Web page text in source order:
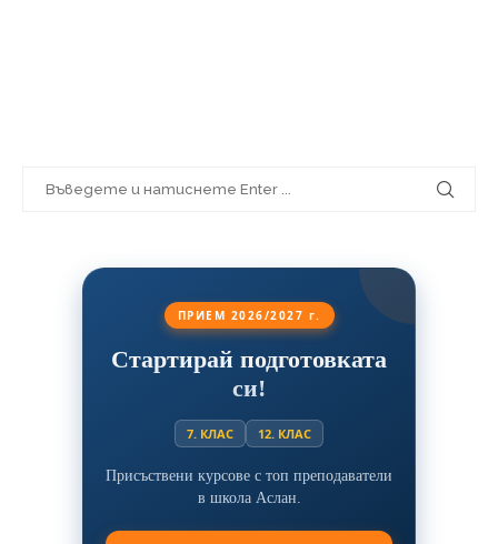
ПРИЕМ 2026/2027 г.
Стартирай подготовката
си!
7. КЛАС 12. КЛАС
Присъствени курсове с топ преподаватели
в школа Аслан.